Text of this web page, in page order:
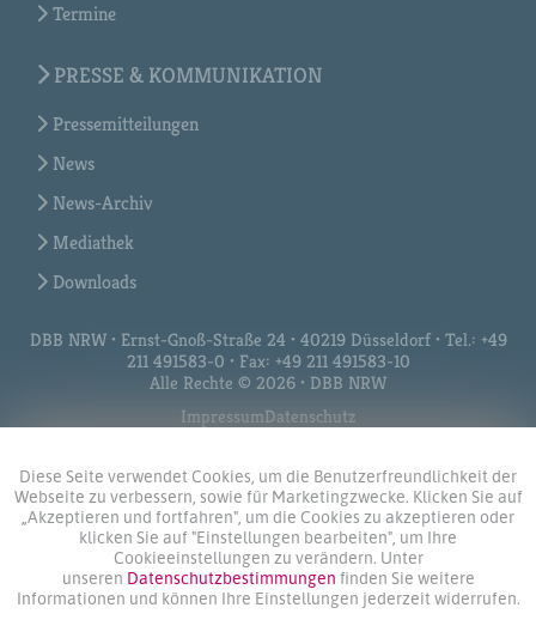
Diese Seite verwendet Cookies, um die Benutzerfreundlichkeit der
Webseite zu verbessern, sowie für Marketingzwecke. Klicken Sie auf
„Akzeptieren und fortfahren", um die Cookies zu akzeptieren oder
klicken Sie auf "Einstellungen bearbeiten", um Ihre
Cookieeinstellungen zu verändern. Unter
unseren Datenschutzbestimmungen finden Sie weitere
Informationen und können Ihre Einstellungen jederzeit widerrufen.
Termine
PRESSE & KOMMUNIKATION
Pressemitteilungen
News
News-Archiv
Mediathek
Downloads
DBB NRW • Ernst-Gnoß-Straße 24 • 40219 Düsseldorf • Tel.: +49
211 491583-0 • Fax: +49 211 491583-10
Alle Rechte © 2026 • DBB NRW
ImpressumDatenschutz